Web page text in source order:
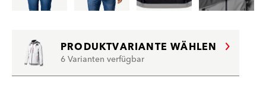
PRODUKTVARIANTE WÄHLEN
6 Varianten verfügbar